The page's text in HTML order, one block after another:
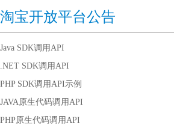
淘宝开放平台公告
Java SDK调用API
.NET SDK调用API
PHP SDK调用API示例
JAVA原生代码调用API
PHP原生代码调用API